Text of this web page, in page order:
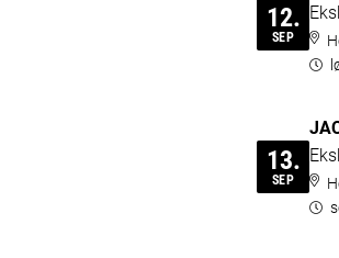
12.
SEP
13.
SEP